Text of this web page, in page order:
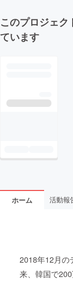
このプロジェク
ています
ホーム 活動報
2018年12月の
来、韓国で